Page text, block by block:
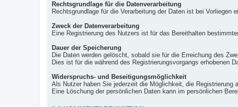
Rechtsgrundlage für die Datenverarbeitung
Rechtsgrundlage für die Verarbeitung der Daten ist bei Vorliegen
Zweck der Datenverarbeitung
Eine Registrierung des Nutzers ist für das Bereithalten
Dauer der Speicherung
Die Daten werden gelöscht, sobald sie für die Erreichung des
Dies ist für die während des Registrierungsvorgangs erhobenen
Widerspruchs- und Beseitigungsmöglichkeit
Als Nutzer haben Sie jederzeit die Möglichkeit, die Registrierung
Eine Löschung der persönlichen Daten kann im persönlichen